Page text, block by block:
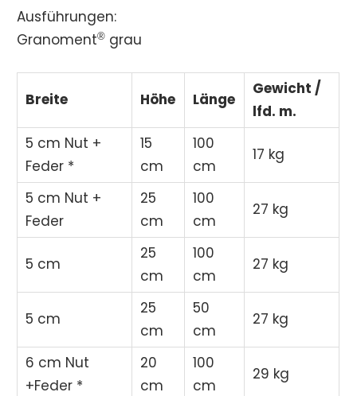
Ausführungen:
Granoment® grau
Breite Höhe Länge
Gewicht /
lfd. m.
5 cm Nut +
Feder *
15
cm
100
cm
17 kg
5 cm Nut +
Feder
25
cm
100
cm
27 kg
5 cm
25
cm
100
cm
27 kg
5 cm
25
cm
50
cm
27 kg
6 cm Nut
+Feder *
20
cm
100
cm
29 kg